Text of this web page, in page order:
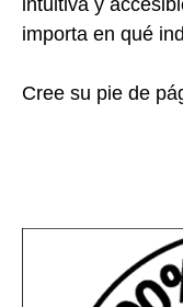
importa en qué
Cree su pie de